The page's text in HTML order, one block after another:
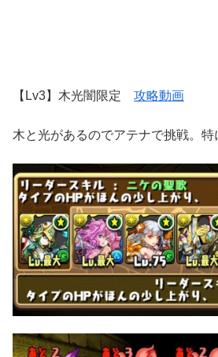
【Lv3】木光闇限定 攻略動画
木と光があるのでアテナで挑戦。特